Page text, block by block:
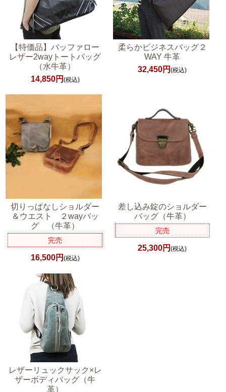
【特価品】バッファロー
レザー2wayトートバッグ
（水牛革）
14,850円 (税込)
柔らかビジネスバッグ２
WAY 牛革
32,450円(税込)
切りっぱなしショルダー
＆ウエスト ２wayバッ
グ （牛革）
完売
16,500円 (税込)
差し込み錠のショルダー
バッグ（牛革）
完売
25,300円(税込)
レザーリュックサック×レ
ザーボディバッグ（牛
革）